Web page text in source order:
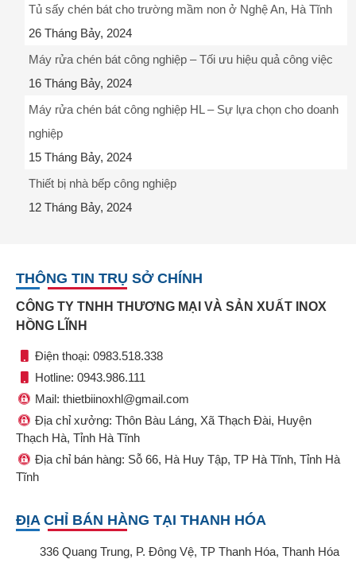
Tủ sấy chén bát cho trường mầm non ở Nghệ An, Hà Tĩnh
26 Tháng Bảy, 2024
Máy rửa chén bát công nghiệp – Tối ưu hiệu quả công việc
16 Tháng Bảy, 2024
Máy rửa chén bát công nghiệp HL – Sự lựa chọn cho doanh
nghiệp
15 Tháng Bảy, 2024
Thiết bị nhà bếp công nghiệp
12 Tháng Bảy, 2024
THÔNG TIN TRỤ SỞ CHÍNH
CÔNG TY TNHH THƯƠNG MẠI VÀ SẢN XUẤT INOX
HỒNG LĨNH
Điện thoại: 0983.518.338
Hotline: 0943.986.111
Mail: thietbiinoxhl@gmail.com
Địa chỉ xưởng: Thôn Bàu Láng, Xã Thạch Đài, Huyện
Thạch Hà, Tỉnh Hà Tĩnh
Địa chỉ bán hàng: Sỗ 66, Hà Huy Tập, TP Hà Tĩnh, Tỉnh Hà
Tĩnh
ĐỊA CHỈ BÁN HÀNG TẠI THANH HÓA
336 Quang Trung, P. Đông Vệ, TP Thanh Hóa, Thanh Hóa